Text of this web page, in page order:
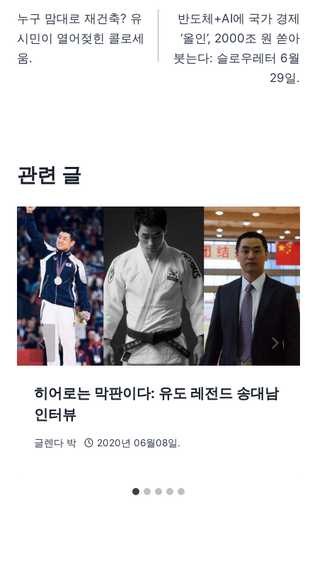
누구 맘대로 재건축? 유
시민이 열어젖힌 콜로세
움.
반도체+AI에 국가 경제
‘올인’, 2000조 원 쏟아
붓는다: 슬로우레터 6월
29일.
관련 글
히어로는 막판이다: 유도 레전드 송대남
인터뷰
글렌다 박 2020년 06월08일.